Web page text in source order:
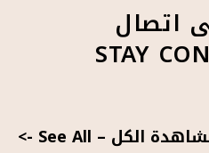
اتصال
STAY
الكل –
See All ->